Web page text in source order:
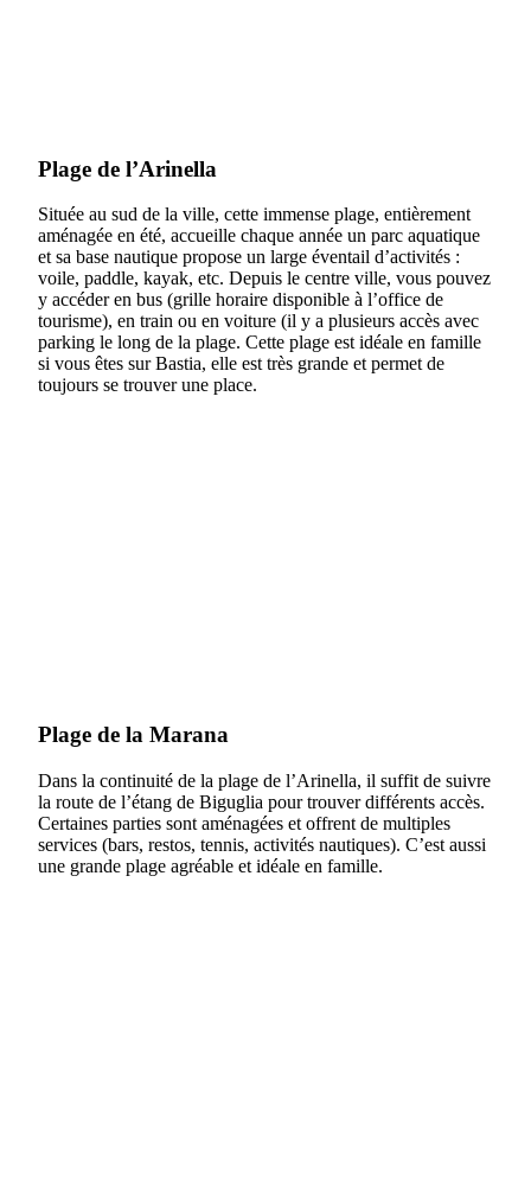
Plage de l’Arinella
Située au sud de la ville, cette immense plage, entièrement
aménagée en été, accueille chaque année un parc aquatique
et sa base nautique propose un large éventail d’activités :
voile, paddle, kayak, etc. Depuis le centre ville, vous pouvez
y accéder en bus (grille horaire disponible à l’office de
tourisme), en train ou en voiture (il y a plusieurs accès avec
parking le long de la plage. Cette plage est idéale en famille
si vous êtes sur Bastia, elle est très grande et permet de
toujours se trouver une place.
Plage de la Marana
Dans la continuité de la plage de l’Arinella, il suffit de suivre
la route de l’étang de Biguglia pour trouver différents accès.
Certaines parties sont aménagées et offrent de multiples
services (bars, restos, tennis, activités nautiques). C’est aussi
une grande plage agréable et idéale en famille.